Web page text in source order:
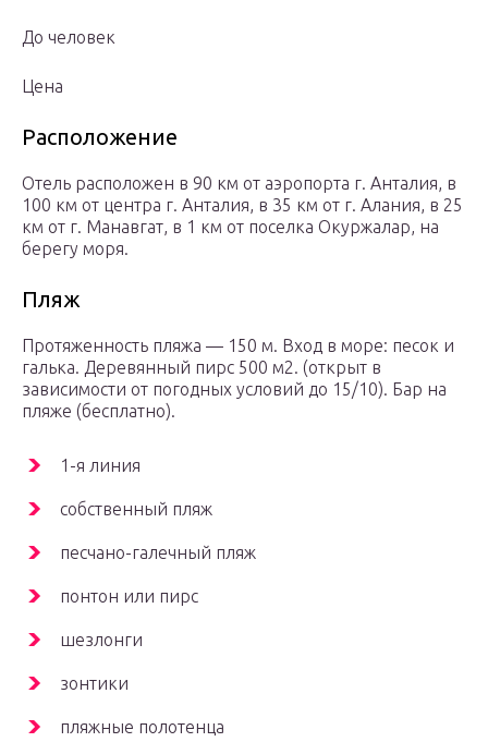
До человек
Цена
Расположение
Отель расположен в 90 км от аэропорта г. Анталия, в
100 км от центра г. Анталия, в 35 км от г. Алания, в 25
км от г. Манавгат, в 1 км от поселка Окуржалар, на
берегу моря.
Пляж
Протяженность пляжа — 150 м. Вход в море: песок и
галька. Деревянный пирс 500 м2. (открыт в
зависимости от погодных условий до 15/10). Бар на
пляже (бесплатно).
1-я линия
собственный пляж
песчано-галечный пляж
понтон или пирс
шезлонги
зонтики
пляжные полотенца